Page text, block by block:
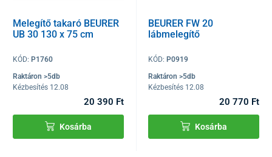
Melegítő takaró BEURER
UB 30 130 x 75 cm
KÓD: P1760
Raktáron >5db
Kézbesítés 12.08
20 390 Ft
Kosárba
BEURER FW 20
lábmelegítő
KÓD: P0919
Raktáron >5db
Kézbesítés 12.08
20 770 Ft
Kosárba